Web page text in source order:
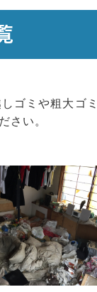
ゴミや粗大ゴ
さい。